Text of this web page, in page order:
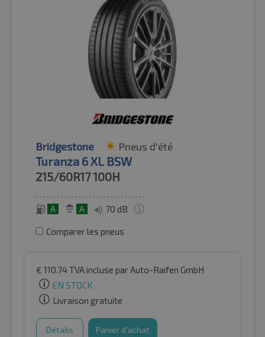
Bridgestone Pneus d'été
Turanza 6 XL BSW
215/60R17100H
A A 70 dB
Comparer les pneus
€ 110.74TVA incluse par Auto-Raifen GmbH
EN STOCK
Livraison gratuite
Détails Panier d'achat